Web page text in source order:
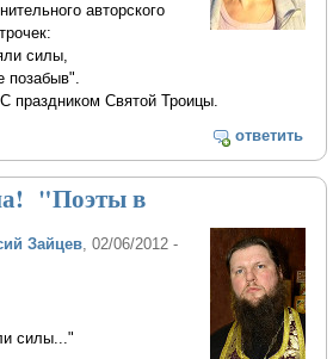
авторского
силы,
праздником Святой Троицы.
ответить
"Поэты в
Зайцев, 02/06/2012 -
силы..."